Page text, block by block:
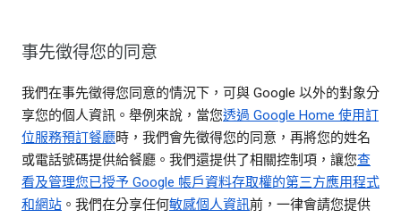
事先徵得您的同意
我們在事先徵得您同意的情況下，可與 Google 以外的對象分
享您的個人資訊。舉例來說，當您透過 Google Home 使用訂
位服務預訂餐廳時，我們會先徵得您的同意，再將您的姓名
或電話號碼提供給餐廳。我們還提供了相關控制項，讓您查
看及管理您已授予 Google 帳戶資料存取權的第三方應用程式
和網站 。我們在分享任何敏感個人資訊前，一律會請您提供